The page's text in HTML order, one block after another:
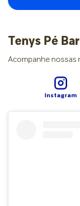
Tenys Pé
Acompanhe nossas
Instagram